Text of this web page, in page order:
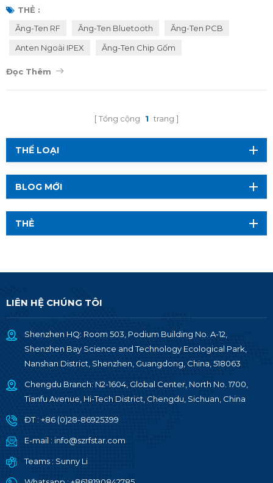
này là một bộ phận quan trọng – ăng-ten RF. Khám phá thế giới
phức tạp của ăng-ten RF trong mô-đun Bluetooth thông qua
hơn về ưu và nhược điểm của...
THẺ :
Ăng-Ten RF
Ăng-Ten Bluetooth
Ăng-Ten PCB
Anten Ngoài IPEX
Ăng-Ten Chip Gốm
Đọc Thêm
Tổng cộng 1 trang
THỂ LOẠI
BLOG MỚI
THẺ
LIÊN HỆ CHÚNG TÔI
Shenzhen HQ: Room 503, Podium Building No. A-12,
Shenzhen Bay Science and Technology Ecological Park,
Nanshan District, Shenzhen, Guangdong, China, 518063
Chengdu Branch: N2-1604, Global Center, North No. 1700,
Tianfu Avenue, Hi-Tech District, Chengdu, Sichuan, China
ĐT : +86 (0)28-86925399
E-mail : info@szrfstar.com
Teams : Sunny Li